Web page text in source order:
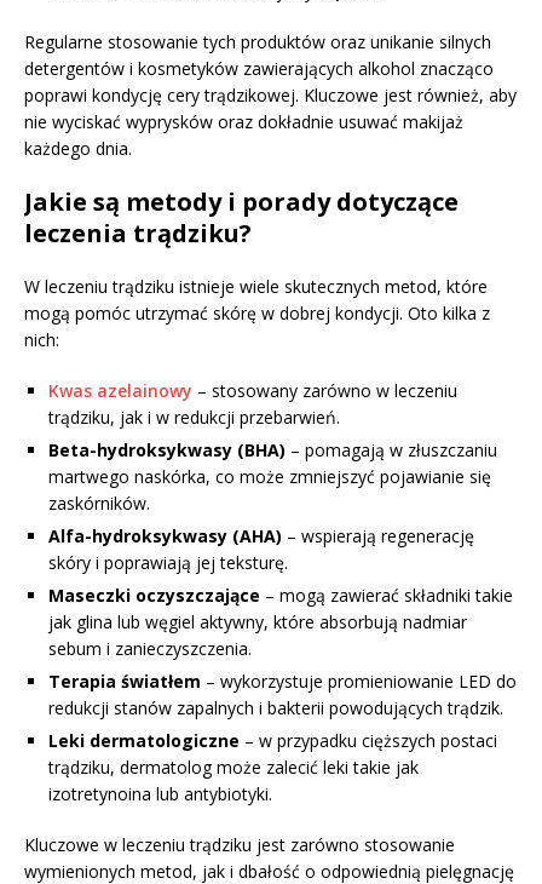
Regularne stosowanie tych produktów oraz unikanie silnych
detergentów i kosmetyków zawierających alkohol znacząco
poprawi kondycję cery trądzikowej. Kluczowe jest również, aby
nie wyciskać wyprysków oraz dokładnie usuwać makijaż
każdego dnia.
Jakie są metody i porady dotyczące
leczenia trądziku?
W leczeniu trądziku istnieje wiele skutecznych metod, które
mogą pomóc utrzymać skórę w dobrej kondycji. Oto kilka z
nich:
Kwas azelainowy – stosowany zarówno w leczeniu
trądziku, jak i w redukcji przebarwień.
Beta-hydroksykwasy (BHA) – pomagają w złuszczaniu
martwego naskórka, co może zmniejszyć pojawianie się
zaskórników.
Alfa-hydroksykwasy (AHA) – wspierają regenerację
skóry i poprawiają jej teksturę.
Maseczki oczyszczające – mogą zawierać składniki takie
jak glina lub węgiel aktywny, które absorbują nadmiar
sebum i zanieczyszczenia.
Terapia światłem – wykorzystuje promieniowanie LED do
redukcji stanów zapalnych i bakterii powodujących trądzik.
Leki dermatologiczne – w przypadku cięższych postaci
trądziku, dermatolog może zalecić leki takie jak
izotretynoina lub antybiotyki.
Kluczowe w leczeniu trądziku jest zarówno stosowanie
wymienionych metod, jak i dbałość o odpowiednią pielęgnację